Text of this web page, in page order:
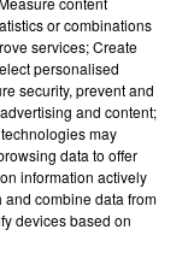
FEMME ET
après avoir
de trois mois
or combinations
services; Create
personalised
security, prevent and
and content;
may
data to offer
information actively
combine data from
devices based on